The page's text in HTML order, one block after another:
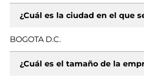
¿Cuál es la ciudad en el que
BOGOTA D.C.
¿Cuál es el tamaño de la